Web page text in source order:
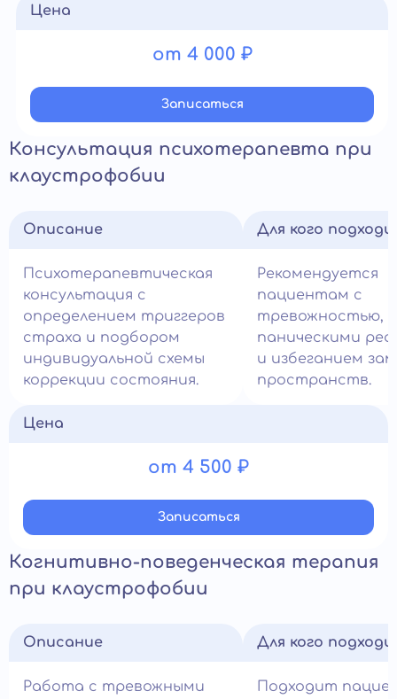
Цена
от 4 000 ₽
Записатьcя
Консультация психотерапевта при
клаустрофобии
Описание
Психотерапевтическая
консультация с
определением триггеров
страха и подбором
индивидуальной схемы
коррекции состояния.
Для кого
Рекомендуется
пациентам с
тревожностью,
паническими
и избеганием
пространств.
Цена
от 4 500 ₽
Записатьcя
Когнитивно-поведенческая терапия
при клаустрофобии
Описание
Работа с тревожными
Для кого
Подходит